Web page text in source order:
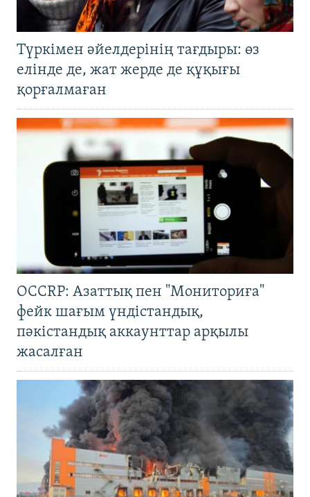
Түркімен әйелдерінің тағдыры: өз
елінде де, жат жерде де құқығы
қорғалмаған
OCCRP: Азаттық пен "Мониториға"
фейк шағым үндістандық,
пәкістандық аккаунттар арқылы
жасалған